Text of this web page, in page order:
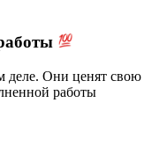
деле. Они ценят свою
работы